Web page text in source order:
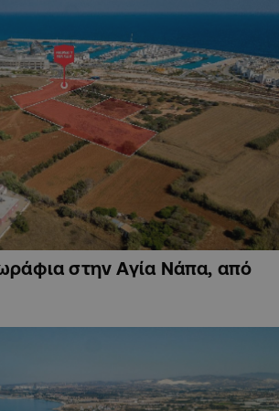
στην Αγία Νάπα, από